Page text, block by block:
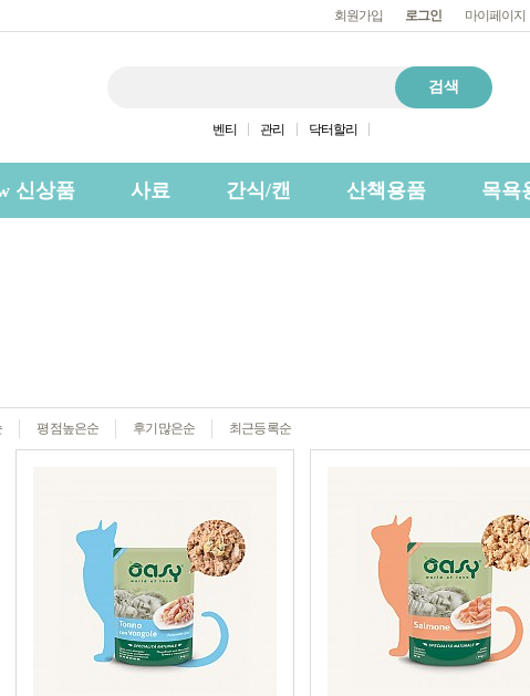
회원가입 로그인 마이페이지
벤티 관리 닥터할리
신상품 사료 간식/캔 산책용품 목욕
평점높은순 후기많은순 최근등록순